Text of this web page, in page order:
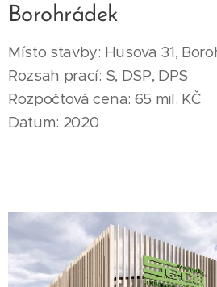
Borohrádek
Místo stavby: Husova 31,
Rozsah prací: S, DSP, DPS
Rozpočtová cena: 65 mil. KČ
Datum: 2020